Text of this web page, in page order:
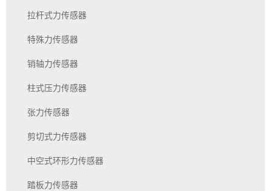
拉杆式力传感器
特殊力传感器
销轴力传感器
柱式压力传感器
张力传感器
剪切式力传感器
中空式环形力传感器
踏板力传感器